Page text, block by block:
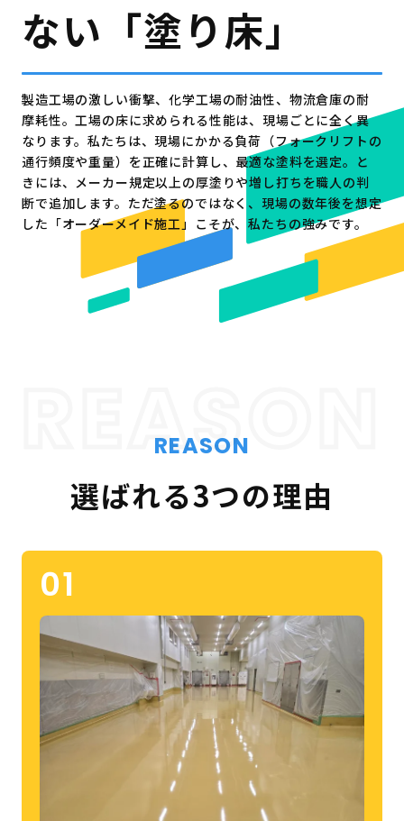
ない「塗り床」
製造工場の激しい衝撃、化学工場の耐油性、物流倉庫の耐
摩耗性。工場の床に求められる性能は、現場ごとに全く異
なります。私たちは、現場にかかる負荷（フォークリフトの
通行頻度や重量）を正確に計算し、最適な塗料を選定。と
きには、メーカー規定以上の厚塗りや増し打ちを職人の判
断で追加します。ただ塗るのではなく、現場の数年後を想定
した「オーダーメイド施工」こそが、私たちの強みです。
REASON
REASON
選ばれる3つの理由